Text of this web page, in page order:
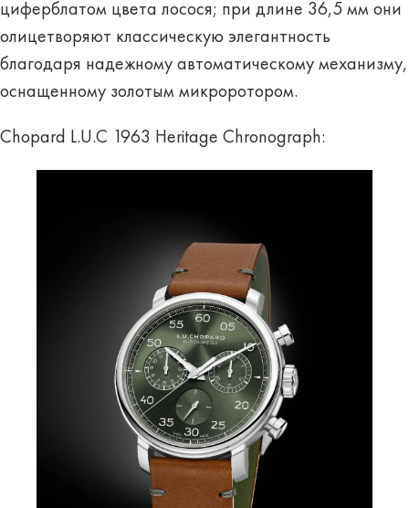
циферблатом цвета лосося; при длине 36,5 мм они
олицетворяют классическую элегантность
благодаря надежному автоматическому механизму,
оснащенному золотым микроротором.
Chopard L.U.C 1963 Heritage Chronograph: